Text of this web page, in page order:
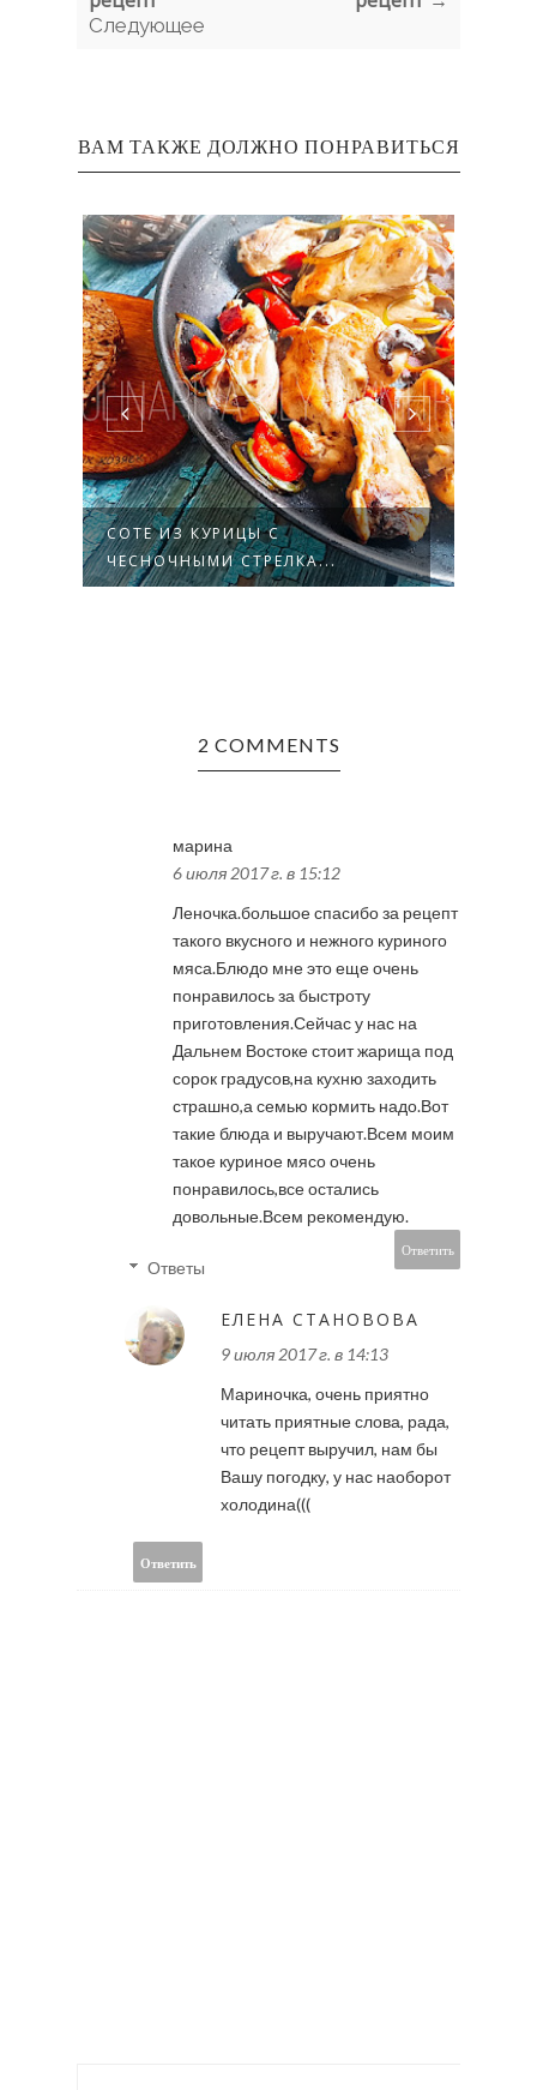
Следующее
ВАМ ТАКЖЕ ДОЛЖНО ПОНРАВИТЬСЯ
СОТЕ ИЗ КУРИЦЫ С
ЧЕСНОЧНЫМИ СТРЕЛКА...
2 COMMENTS
марина
6 июля 2017 г. в 15:12
Леночка.большое спасибо за рецепт
такого вкусного и нежного куриного
мяса.Блюдо мне это еще очень
понравилось за быстроту
приготовления.Сейчас у нас на
Дальнем Востоке стоит жарища под
сорок градусов,на кухню заходить
страшно,а семью кормить надо.Вот
такие блюда и выручают.Всем моим
такое куриное мясо очень
понравилось,все остались
довольные.Всем рекомендую.
Ответить
Ответы
ЕЛЕНА СТАНОВОВА
9 июля 2017 г. в 14:13
Мариночка, очень приятно
читать приятные слова, рада,
что рецепт выручил, нам бы
Вашу погодку, у нас наоборот
холодина(((
Ответить